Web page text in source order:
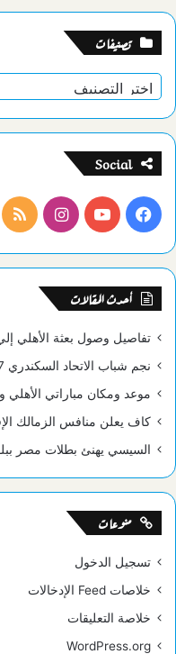
تصنيفات
تصنيفات
Social
فيسبوكيوتيوبانستقرام
أحدث المقالات
تفاصيل وصول بعثة الأهلي
نجم شباب الاتحاد السكندري 2007 يمضي علي أولي خطوات الإحتراف
موعد ومكان مباراتي الأهلي
كاف يعلن منافس الزمالك
السيسي يهنئ بطلات مصر
منوعات
تسجيل الدخول
خلاصات Feed الإدخالات
خلاصة التعليقات
WordPress.org